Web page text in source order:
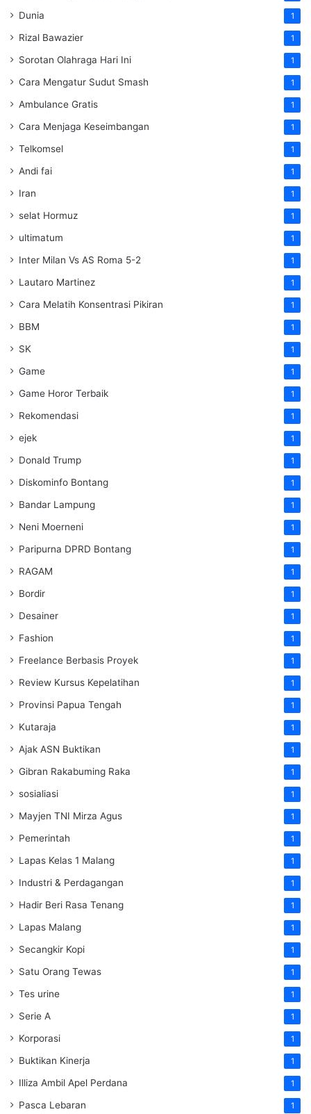
Dunia 1
Rizal Bawazier 1
Sorotan Olahraga Hari Ini 1
Cara Mengatur Sudut Smash 1
Ambulance Gratis 1
Cara Menjaga Keseimbangan 1
Telkomsel 1
Andi fai 1
Iran 1
selat Hormuz 1
ultimatum 1
Inter Milan Vs AS Roma 5-2 1
Lautaro Martinez 1
Cara Melatih Konsentrasi Pikiran 1
BBM 1
SK 1
Game 1
Game Horor Terbaik 1
Rekomendasi 1
ejek 1
Donald Trump 1
Diskominfo Bontang 1
Bandar Lampung 1
Neni Moerneni 1
Paripurna DPRD Bontang 1
RAGAM 1
Bordir 1
Desainer 1
Fashion 1
Freelance Berbasis Proyek 1
Review Kursus Kepelatihan 1
Provinsi Papua Tengah 1
Kutaraja 1
Ajak ASN Buktikan 1
Gibran Rakabuming Raka 1
sosialiasi 1
Mayjen TNI Mirza Agus 1
Pemerintah 1
Lapas Kelas 1 Malang 1
Industri & Perdagangan 1
Hadir Beri Rasa Tenang 1
Lapas Malang 1
Secangkir Kopi 1
Satu Orang Tewas 1
Tes urine 1
Serie A 1
Korporasi 1
Buktikan Kinerja 1
Illiza Ambil Apel Perdana 1
Pasca Lebaran 1